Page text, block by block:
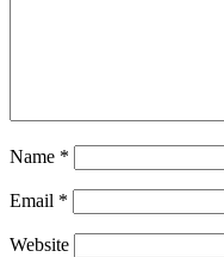
Name *
Email *
Website